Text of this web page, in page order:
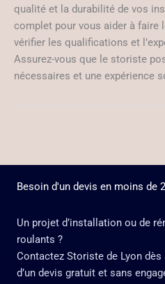
qualité et la durabilité de vos
complet pour vous aider à faire
vérifier les qualifications et
Assurez-vous que le storiste
nécessaires et une expérience
Besoin d'un devis en moins de
Un projet d’installation ou de
roulants ?
Contactez Storiste de Lyon dès
d’un devis gratuit et sans